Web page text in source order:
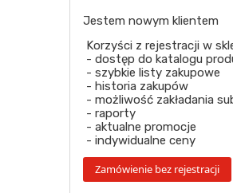
Jestem nowym klientem
Korzyści z rejestracji w
- dostęp do katalogu
- szybkie listy zakupowe
- historia zakupów
- możliwość zakładania
- raporty
- aktualne promocje
- indywidualne ceny